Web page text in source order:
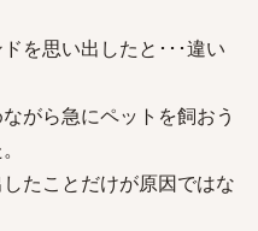
を思い出したと･･･違い
がら急にペットを飼おう
たことだけが原因ではな